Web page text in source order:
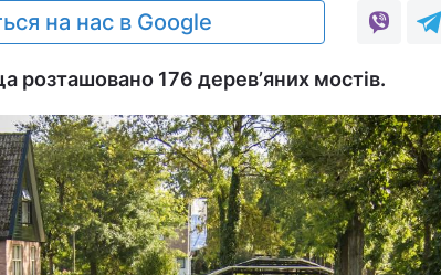
на нас в Google
розташовано 176 деревʼяних мостів.